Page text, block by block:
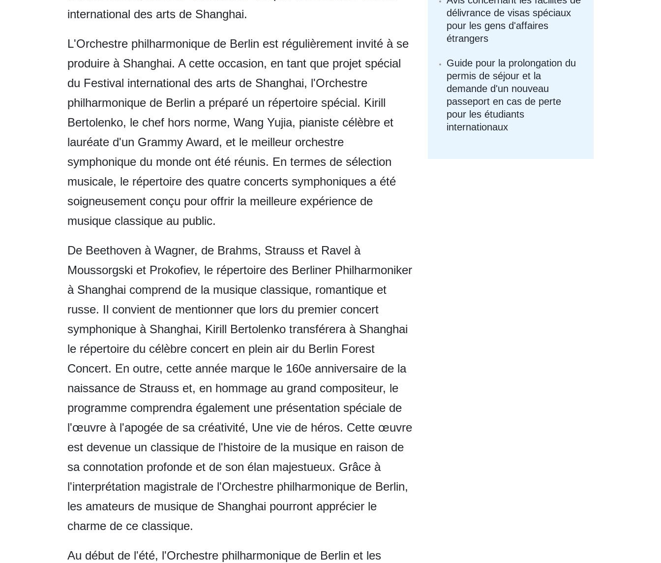
international des arts de Shanghai.
L'Orchestre philharmonique de Berlin est régulièrement invité à se
produire à Shanghai. A cette occasion, en tant que projet spécial
du Festival international des arts de Shanghai, l'Orchestre
philharmonique de Berlin a préparé un répertoire spécial. Kirill
Bertolenko, le chef hors norme, Wang Yujia, pianiste célèbre et
lauréate d'un Grammy Award, et le meilleur orchestre
symphonique du monde ont été réunis. En termes de sélection
musicale, le répertoire des quatre concerts symphoniques a été
soigneusement conçu pour offrir la meilleure expérience de
musique classique au public.
De Beethoven à Wagner, de Brahms, Strauss et Ravel à
Moussorgski et Prokofiev, le répertoire des Berliner Philharmoniker
à Shanghai comprend de la musique classique, romantique et
russe. Il convient de mentionner que lors du premier concert
symphonique à Shanghai, Kirill Bertolenko transférera à Shanghai
le répertoire du célèbre concert en plein air du Berlin Forest
Concert. En outre, cette année marque le 160e anniversaire de la
naissance de Strauss et, en hommage au grand compositeur, le
programme comprendra également une présentation spéciale de
l'œuvre à l'apogée de sa créativité, Une vie de héros. Cette œuvre
est devenue un classique de l'histoire de la musique en raison de
sa connotation profonde et de son élan majestueux. Grâce à
l'interprétation magistrale de l'Orchestre philharmonique de Berlin,
les amateurs de musique de Shanghai pourront apprécier le
charme de ce classique.
Au début de l'été, l'Orchestre philharmonique de Berlin et les
délivrance de visas spéciaux
pour les gens d'affaires
étrangers
Guide pour la prolongation du
permis de séjour et la
demande d'un nouveau
passeport en cas de perte
pour les étudiants
internationaux